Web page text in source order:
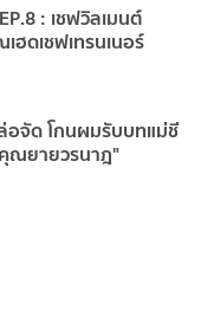
: เชฟวิลเมนต์
ดเชฟเทรนเนอร์
จัด โกนผมรับบทแม่ชี
ณยายวรนาฎ"